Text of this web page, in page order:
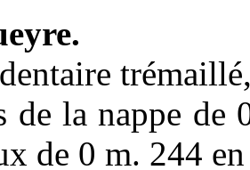
de la nappe de
de 0 m. 244